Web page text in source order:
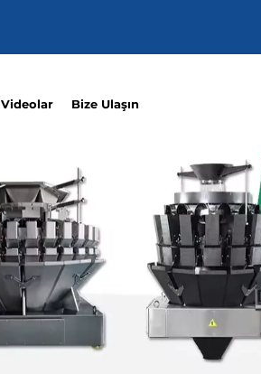
Videolar Bize Ulaşın